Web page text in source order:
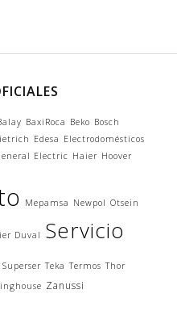
BaxiRoca Beko Bosch
Edesa Electrodomésticos
Electric Haier Hoover
Mepamsa Newpol Otsein
Duval Servicio
Superser Teka Termos Thor
Zanussi